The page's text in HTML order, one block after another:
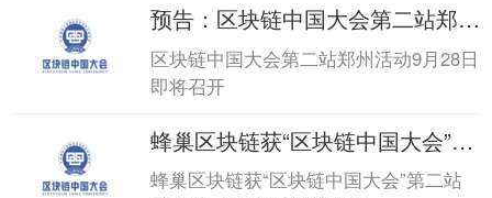
预告：区块链中国大会第二站郑州
活动9月28日即将...预告：区块链
中国大会第二站郑州活动9月28日
即将...
区块链中国大会第二站郑州活动9月28日
即将召开
蜂巢区块链获“区块链中国大会”第
二站举办权，9...蜂巢区块链获“区
蜂巢区块链获“区块链中国大会”第二站